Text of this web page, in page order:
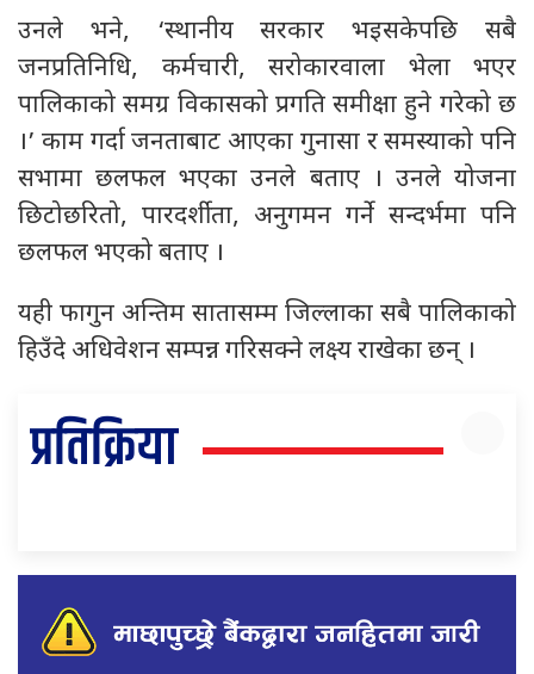
उनले भने, ‘स्थानीय सरकार भइसकेपछि सबै
जनप्रतिनिधि, कर्मचारी, सरोकारवाला भेला भएर
पालिकाको समग्र विकासको प्रगति समीक्षा हुने गरेको छ
।’ काम गर्दा जनताबाट आएका गुनासा र समस्याको पनि
सभामा छलफल भएका उनले बताए । उनले योजना
छिटोछरितो, पारदर्शीता, अनुगमन गर्ने सन्दर्भमा पनि
छलफल भएको बताए ।
यही फागुन अन्तिम सातासम्म जिल्लाका सबै पालिकाको
हिउँदे अधिवेशन सम्पन्न गरिसक्ने लक्ष्य राखेका छन् ।
प्रतिक्रिया